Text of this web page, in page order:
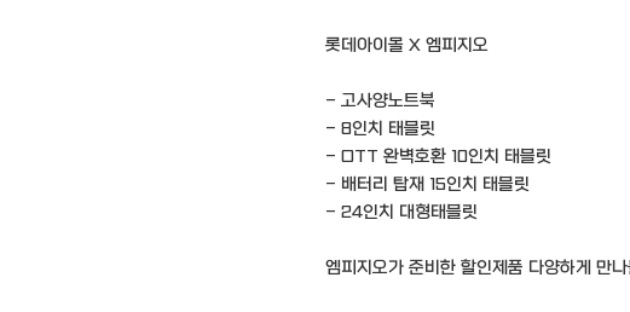
롯데아이몰 X 엠피지오
- 고사양노트북
- 8인치 태블릿
- OTT 완벽호환 10인치 태블릿
- 배터리 탑재 15인치 태블릿
- 24인치 대형태블릿
엠피지오가 준비한 할인제품 다양하게 만